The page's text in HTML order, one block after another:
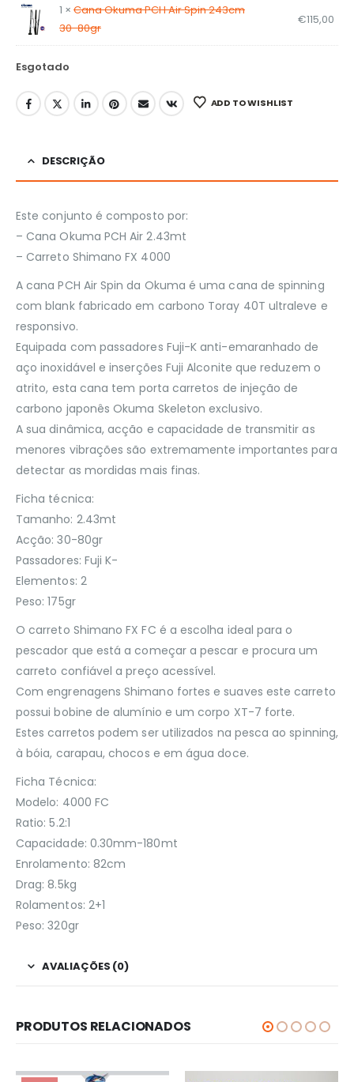
1 × Cana Okuma PCH Air Spin 243cm
30-80gr
€115,00
Esgotado
ADD TO WISHLIST
DESCRIÇÃO
Este conjunto é composto por:
– Cana Okuma PCH Air 2.43mt
– Carreto Shimano FX 4000
A cana PCH Air Spin da Okuma é uma cana de spinning
com blank fabricado em carbono Toray 40T ultraleve e
responsivo.
Equipada com passadores Fuji-K anti-emaranhado de
aço inoxidável e inserções Fuji Alconite que reduzem o
atrito, esta cana tem porta carretos de injeção de
carbono japonês Okuma Skeleton exclusivo.
A sua dinâmica, acção e capacidade de transmitir as
menores vibrações são extremamente importantes para
detectar as mordidas mais finas.
Ficha técnica:
Tamanho: 2.43mt
Acção: 30-80gr
Passadores: Fuji K-
Elementos: 2
Peso: 175gr
O carreto Shimano FX FC é a escolha ideal para o
pescador que está a começar a pescar e procura um
carreto confiável a preço acessível.
Com engrenagens Shimano fortes e suaves este carreto
possui bobine de alumínio e um corpo XT-7 forte.
Estes carretos podem ser utilizados na pesca ao spinning,
à bóia, carapau, chocos e em água doce.
Ficha Técnica:
Modelo: 4000 FC
Ratio: 5.2:1
Capacidade: 0.30mm-180mt
Enrolamento: 82cm
Drag: 8.5kg
Rolamentos: 2+1
Peso: 320gr
AVALIAÇÕES (0)
PRODUTOS RELACIONADOS